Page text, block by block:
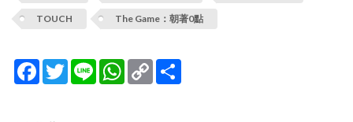
TOUCH The Game：朝著0點
Facebook
TwitterLine WhatsApp
Copy
Link